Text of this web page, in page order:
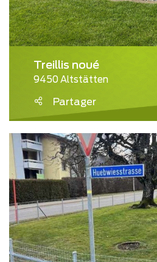
Treillis noué
9450 Altstätten
Partager